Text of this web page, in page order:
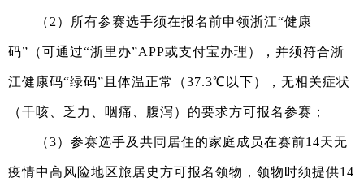
（ 2 ）所有参赛选手须在报名前申领浙江“健康
码”（可通过“浙里办”APP或支付宝办理），并须符合浙
江健康码“绿码”且体温正常（37.3℃以下），无相关症状
（干咳、乏力、咽痛、腹泻）的要求方可报名参赛；
（3） 参赛选手及共同居住的家庭成员在赛前14天无
疫情中高风险地区旅居史方可报名领物，领物时须提供14